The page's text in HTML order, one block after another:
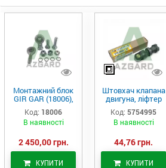
Монтажний блок
GIR GAR (18006),
Аналог
Код: 18006
В наявності
2 450,00 грн.
КУПИТИ
Штовхач клапана
двигуна, ліфтер
(575-4995)
Код: 5754995
В наявності
44,76 грн.
КУПИТИ